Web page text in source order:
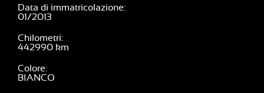
Data di immatricolazione
01/2013
Chilometri
442990
Colore
BIANCO